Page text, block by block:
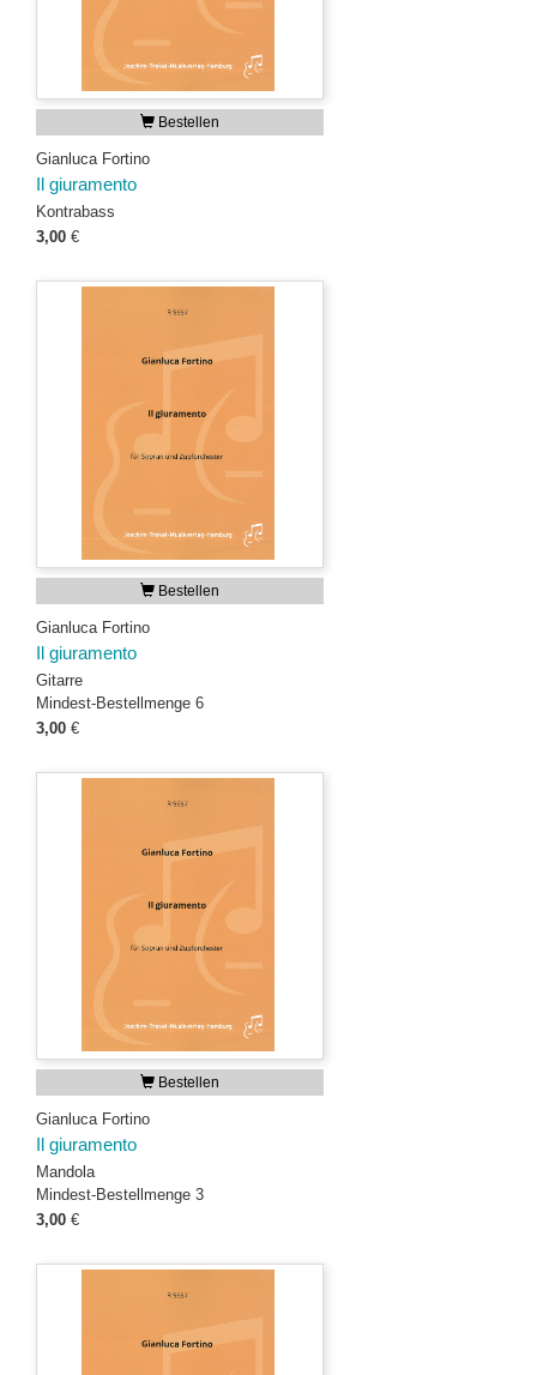
Bestellen
Gianluca Fortino
Il giuramento
Kontrabass
3,00 €
Bestellen
Gianluca Fortino
Il giuramento
Gitarre
Mindest-Bestellmenge 6
3,00 €
Bestellen
Gianluca Fortino
Il giuramento
Mandola
Mindest-Bestellmenge 3
3,00 €